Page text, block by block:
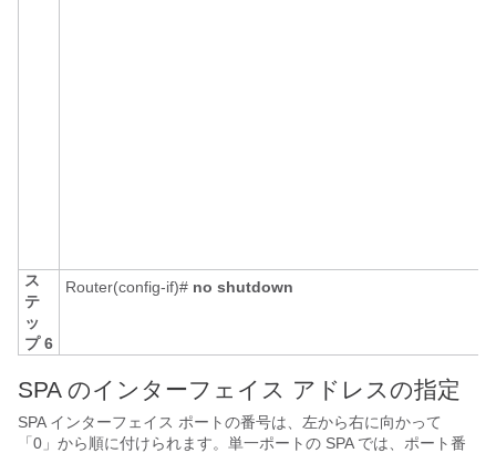
ス
テ
ッ
プ 6
Router(config-if)# no shutdown
SPA のインターフェイス アドレスの指定
SPA インターフェイス ポートの番号は、左から右に向かって
「0」から順に付けられます。単一ポートの SPA では、ポート番